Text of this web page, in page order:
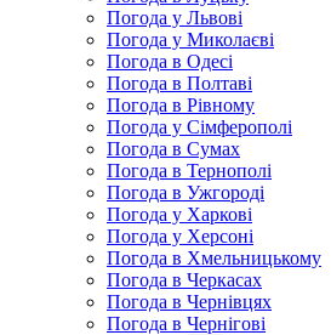
Погода у Львові
Погода у Миколаєві
Погода в Одесі
Погода в Полтаві
Погода в Рівному
Погода у Сімферополі
Погода в Сумах
Погода в Тернополі
Погода в Ужгороді
Погода у Харкові
Погода у Херсоні
Погода в Хмельницькому
Погода в Черкасах
Погода в Чернівцях
Погода в Чернігові